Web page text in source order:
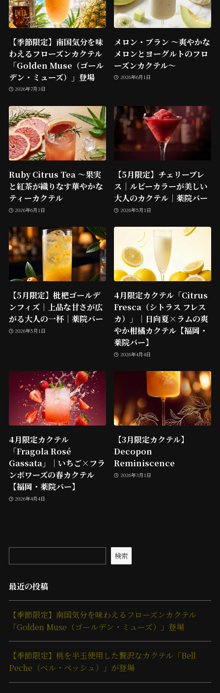
【季節限定】南国気分を味
わえるフローズンカクテル
「Golden Muse（ゴール
デン・ミューズ）」登場
2026年7月3日
メロン・ブラン ～爽やかな
メロンとヨーグルトのフロ
ーズンカクテル～
2026年6月1日
Ruby Citrus Tea ～果実
と紅茶が織りなす華やかな
ティーカクテル
2026年6月1日
【5月限定】チェリーブレ
ス｜ルビーカラーが美しい
大人のカクテル｜薬院バー
2026年5月1日
【5月限定】枇杷ゴールデ
ンフィズ｜上品な甘さが広
がる大人の一杯｜薬院バー
2026年5月1日
4月限定カクテル「Citrus
Fresca（シトラス フレス
カ）」｜日向夏×ラムの爽
やか柑橘カクテル【福岡・
薬院バー】
2026年4月4日
4月限定カクテル
「Fragola Rosé
Gassata」｜いちご×フラ
ンボワーズの春カクテル
【福岡・薬院バー】
2026年4月4日
【3月限定カクテル】
Decopon
Reminiscence
2026年3月1日
検索
最近の投稿
【季節限定】南国気分を味わえるフローズンカクテル
「Golden Muse（ゴールデン・ミューズ）」登場
【季節限定】桃を半玉使用した贅沢なカクテル「Bell
Peche（ベル・ペッシュ）」が登場